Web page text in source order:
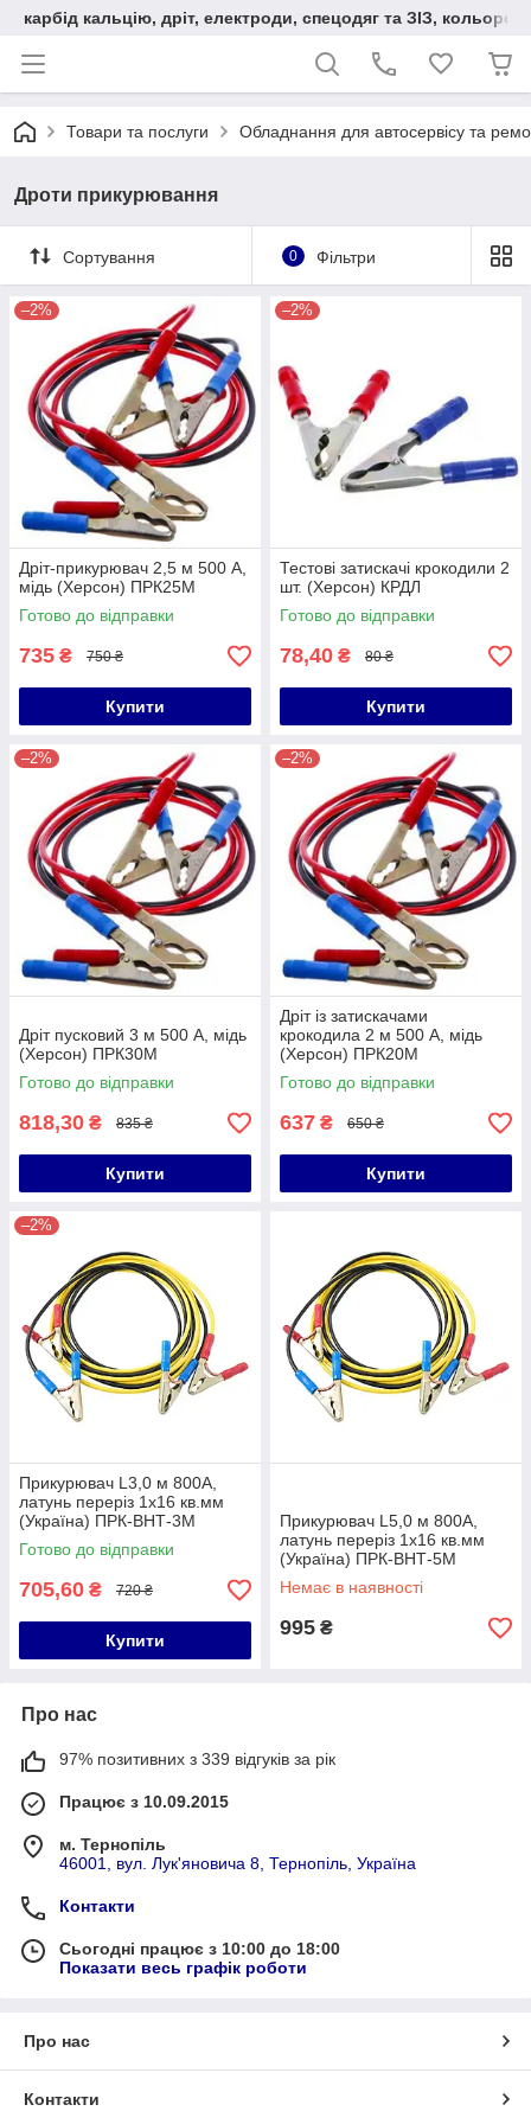
карбід кальцію, дріт, електроди, спецодяг та ЗІЗ,
Товари та послуги Обладнання для автосервісу та
Дроти прикурювання
Сортування 0 Фільтри
–2%
Дріт-прикурювач 2,5 м 500 А,
мідь (Херсон) ПРК25М
Готово до відправки
735 ₴ 750 ₴
Купити
–2%
Тестові затискачі крокодили 2
шт. (Херсон) КРДЛ
Готово до відправки
78,40 ₴ 80 ₴
Купити
–2%
Дріт пусковий 3 м 500 А, мідь
(Херсон) ПРК30М
Готово до відправки
818,30 ₴ 835 ₴
Купити
–2%
Дріт із затискачами
крокодила 2 м 500 А, мідь
(Херсон) ПРК20М
Готово до відправки
637 ₴ 650 ₴
Купити
–2%
Прикурювач L3,0 м 800А,
латунь переріз 1x16 кв.мм
(Україна) ПРК-ВНТ-3М
Готово до відправки
705,60 ₴ 720 ₴
Купити
Прикурювач L5,0 м 800А,
латунь переріз 1x16 кв.мм
(Україна) ПРК-ВНТ-5М
Немає в наявності
995 ₴
Про нас
97% позитивних з 339 відгуків за рік
Працює з 10.09.2015
м. Тернопіль
46001, вул. Лук'яновича 8, Тернопіль, Україна
Контакти
Сьогодні працює з 10:00 до 18:00
Показати весь графік роботи
Про нас
Контакти